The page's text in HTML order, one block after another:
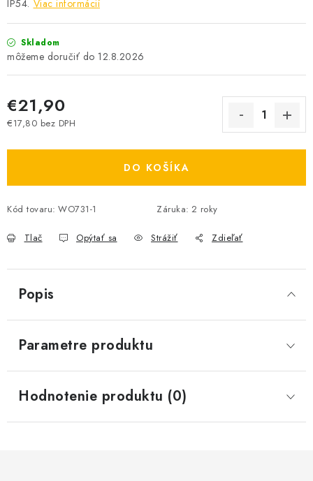
Obchodné podmienky
Zľavy pre profíkov
Hodnotenie obchodu
IP54. Viac informácií
Skladom
12.8.2026
€21,90
€17,80 bez DPH
DO KOŠÍKA
Kód tovaru: WO731-1 Záruka: 2 roky
Tlač Opýtať sa Strážiť Zdieľať
Popis
Parametre produktu
Hodnotenie produktu (0)